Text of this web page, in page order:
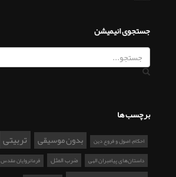
جستجوی انیمیشن
برچسب ها
احکام، اصول و فروع دین بدون موسیقی تربیتی
داستان‌های پیامبران الهی ضرب المثل فرمانروایان مقدس